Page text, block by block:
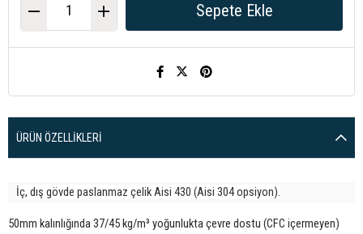
ÜRÜN ÖZELLIKLERI
İç, dış gövde paslanmaz çelik Aisi 430 (Aisi 304 opsiyon).
50mm kalınlığında 37/45 kg/m³ yoğunlukta çevre dostu (CFC içermeyen)